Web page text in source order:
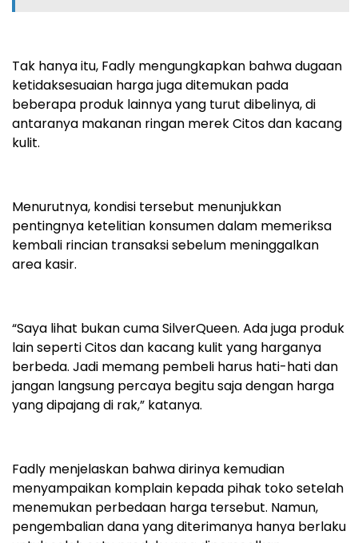
Tak hanya itu, Fadly mengungkapkan bahwa dugaan
ketidaksesuaian harga juga ditemukan pada
beberapa produk lainnya yang turut dibelinya, di
antaranya makanan ringan merek Citos dan kacang
kulit.
Menurutnya, kondisi tersebut menunjukkan
pentingnya ketelitian konsumen dalam memeriksa
kembali rincian transaksi sebelum meninggalkan
area kasir.
“Saya lihat bukan cuma SilverQueen. Ada juga produk
lain seperti Citos dan kacang kulit yang harganya
berbeda. Jadi memang pembeli harus hati-hati dan
jangan langsung percaya begitu saja dengan harga
yang dipajang di rak,” katanya.
Fadly menjelaskan bahwa dirinya kemudian
menyampaikan komplain kepada pihak toko setelah
menemukan perbedaan harga tersebut. Namun,
pengembalian dana yang diterimanya hanya berlaku